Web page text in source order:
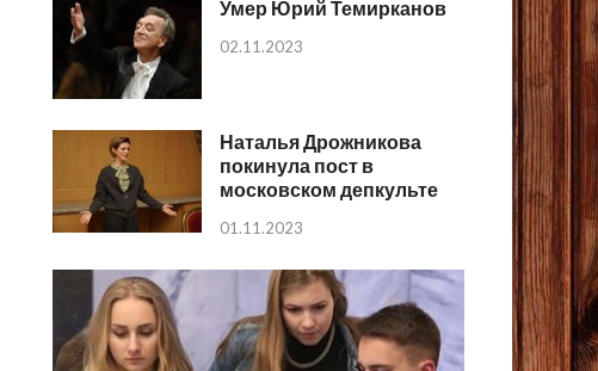
Умер Юрий Темирканов
02.11.2023
Наталья Дрожникова
покинула пост в
московском депкульте
01.11.2023